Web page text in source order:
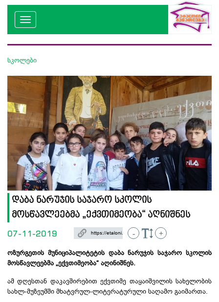
სკოლები
დაბა ნარუჯის საჯარო სკოლის
მოსწავლეებმა „ექვთიმეობა“ აღნიშნეს
07-11-2019 - +
ოზურგეთის მუნიციპალიტეტის დაბა ნარუჯის საჯარო სკოლის
მოსწავლეებმა „ექვთიმეობა“ აღინიშნეს.
ამ დღესთან დაკავშირებით ექვთიმე თაყაიშვილის სახელობის
სახლ-მუზეუმში მხატვრულ-ლიტერატურული საღამო გაიმართა.